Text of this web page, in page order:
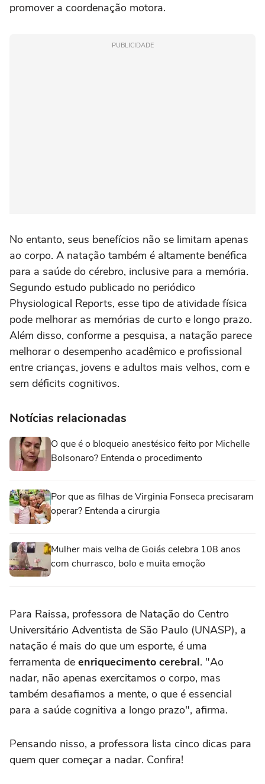
promover a coordenação motora.
PUBLICIDADE
No entanto, seus benefícios não se limitam apenas
ao corpo. A natação também é altamente benéfica
para a saúde do cérebro, inclusive para a memória.
Segundo estudo publicado no periódico
Physiological Reports, esse tipo de atividade física
pode melhorar as memórias de curto e longo prazo.
Além disso, conforme a pesquisa, a natação parece
melhorar o desempenho acadêmico e profissional
entre crianças, jovens e adultos mais velhos, com e
sem déficits cognitivos.
Notícias relacionadas
O que é o bloqueio anestésico feito por Michelle
Bolsonaro? Entenda o procedimento
Por que as filhas de Virginia Fonseca precisaram
operar? Entenda a cirurgia
Mulher mais velha de Goiás celebra 108 anos
com churrasco, bolo e muita emoção
Para Raissa, professora de Natação do Centro
Universitário Adventista de São Paulo (UNASP), a
natação é mais do que um esporte, é uma
ferramenta de enriquecimento cerebral. "Ao
nadar, não apenas exercitamos o corpo, mas
também desafiamos a mente, o que é essencial
para a saúde cognitiva a longo prazo", afirma.
Pensando nisso, a professora lista cinco dicas para
quem quer começar a nadar. Confira!